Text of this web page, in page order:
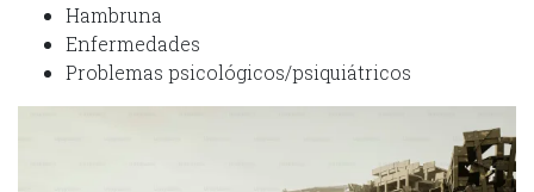
Hambruna
Enfermedades
Problemas psicológicos/psiquiátricos